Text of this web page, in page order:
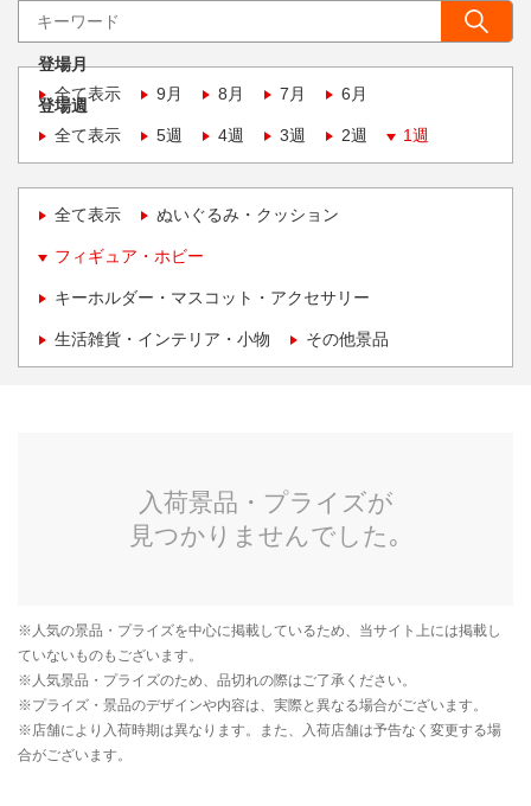
登場月
全て表示
9月 8月 7月 6月
登場週
全て表示
5週 4週 3週 2週 1週
全て表示 ぬいぐるみ・クッション
フィギュア・ホビー
キーホルダー・マスコット・アクセサリー
生活雑貨・インテリア・小物 その他景品